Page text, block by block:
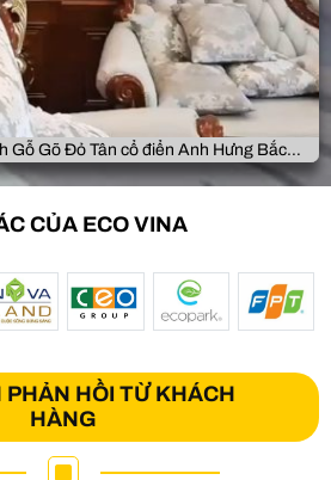
Gỗ Gõ Đỏ Tân cổ điển Anh Hưng Bắc
Giang
CỦA ECO VINA
PHẢN HỒI TỪ KHÁCH
HÀNG